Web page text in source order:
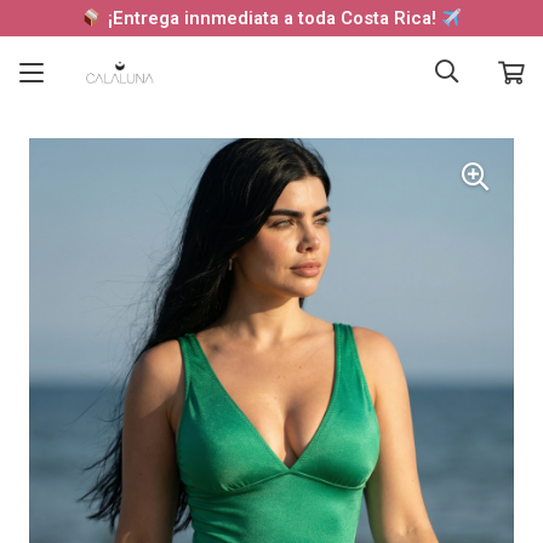
¡Entrega innmediata a toda Costa Rica!